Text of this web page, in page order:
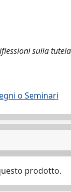
sulla
o Seminari
prodotto.